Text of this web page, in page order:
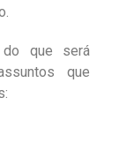
que será
que